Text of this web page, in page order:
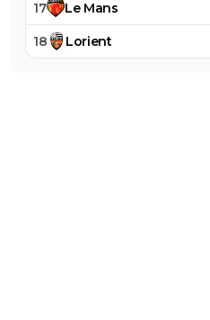
17 Le Mans
18 Lorient